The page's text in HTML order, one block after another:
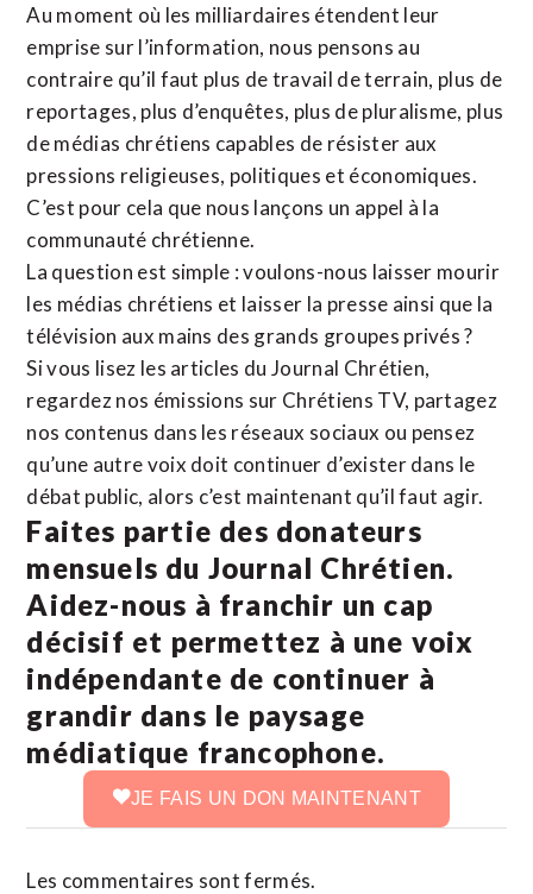
Au moment où les milliardaires étendent leur
emprise sur l’information, nous pensons au
contraire qu’il faut plus de travail de terrain, plus de
reportages, plus d’enquêtes, plus de pluralisme, plus
de médias chrétiens capables de résister aux
pressions religieuses, politiques et économiques.
C’est pour cela que nous lançons un appel à la
communauté chrétienne.
La question est simple : voulons-nous laisser mourir
les médias chrétiens et laisser la presse ainsi que la
télévision aux mains des grands groupes privés ?
Si vous lisez les articles du Journal Chrétien,
regardez nos émissions sur Chrétiens TV, partagez
nos contenus dans les réseaux sociaux ou pensez
qu’une autre voix doit continuer d’exister dans le
débat public, alors c’est maintenant qu’il faut agir.
Faites partie des donateurs
mensuels du Journal Chrétien.
Aidez-nous à franchir un cap
décisif et permettez à une voix
indépendante de continuer à
grandir dans le paysage
médiatique francophone.
JE FAIS UN DON MAINTENANT
Les commentaires sont fermés.